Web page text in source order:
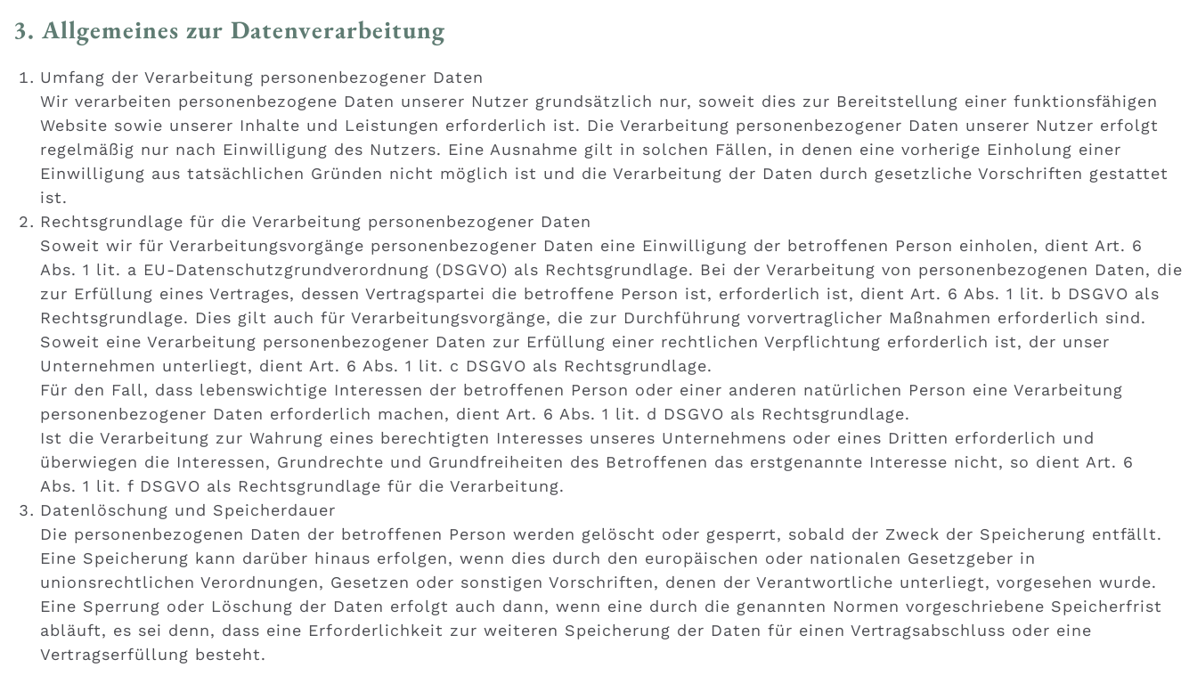
3. Allgemeines zur Datenverarbeitung
Umfang der Verarbeitung personenbezogener Daten
Wir verarbeiten personenbezogene Daten unserer Nutzer grundsätzlich nur, soweit dies zur Bereitstellung einer funktionsfähigen
Website sowie unserer Inhalte und Leistungen erforderlich ist. Die Verarbeitung personenbezogener Daten unserer Nutzer erfolgt
regelmäßig nur nach Einwilligung des Nutzers. Eine Ausnahme gilt in solchen Fällen, in denen eine vorherige Einholung einer
Einwilligung aus tatsächlichen Gründen nicht möglich ist und die Verarbeitung der Daten durch gesetzliche Vorschriften gestattet
ist.
Rechtsgrundlage für die Verarbeitung personenbezogener Daten
Soweit wir für Verarbeitungsvorgänge personenbezogener Daten eine Einwilligung der betroffenen Person einholen, dient Art. 6
Abs. 1 lit. a EU-Datenschutzgrundverordnung (DSGVO) als Rechtsgrundlage. Bei der Verarbeitung von personenbezogenen Daten, die
zur Erfüllung eines Vertrages, dessen Vertragspartei die betroffene Person ist, erforderlich ist, dient Art. 6 Abs. 1 lit. b DSGVO als
Rechtsgrundlage. Dies gilt auch für Verarbeitungsvorgänge, die zur Durchführung vorvertraglicher Maßnahmen erforderlich sind.
Soweit eine Verarbeitung personenbezogener Daten zur Erfüllung einer rechtlichen Verpflichtung erforderlich ist, der unser
Unternehmen unterliegt, dient Art. 6 Abs. 1 lit. c DSGVO als Rechtsgrundlage.
Für den Fall, dass lebenswichtige Interessen der betroffenen Person oder einer anderen natürlichen Person eine Verarbeitung
personenbezogener Daten erforderlich machen, dient Art. 6 Abs. 1 lit. d DSGVO als Rechtsgrundlage.
Ist die Verarbeitung zur Wahrung eines berechtigten Interesses unseres Unternehmens oder eines Dritten erforderlich und
überwiegen die Interessen, Grundrechte und Grundfreiheiten des Betroffenen das erstgenannte Interesse nicht, so dient Art. 6
Abs. 1 lit. f DSGVO als Rechtsgrundlage für die Verarbeitung.
Datenlöschung und Speicherdauer
Die personenbezogenen Daten der betroffenen Person werden gelöscht oder gesperrt, sobald der Zweck der Speicherung entfällt.
Eine Speicherung kann darüber hinaus erfolgen, wenn dies durch den europäischen oder nationalen Gesetzgeber in
unionsrechtlichen Verordnungen, Gesetzen oder sonstigen Vorschriften, denen der Verantwortliche unterliegt, vorgesehen wurde.
Eine Sperrung oder Löschung der Daten erfolgt auch dann, wenn eine durch die genannten Normen vorgeschriebene Speicherfrist
abläuft, es sei denn, dass eine Erforderlichkeit zur weiteren Speicherung der Daten für einen Vertragsabschluss oder eine
Vertragserfüllung besteht.